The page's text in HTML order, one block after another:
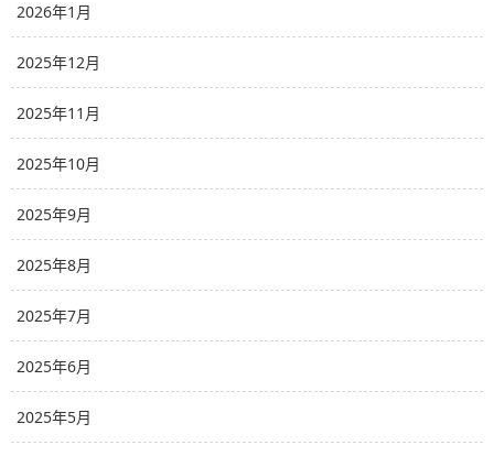
2026年1月
2025年12月
2025年11月
2025年10月
2025年9月
2025年8月
2025年7月
2025年6月
2025年5月